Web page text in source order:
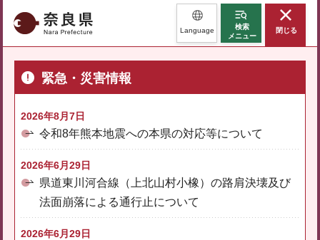
奈良県 Language
検索
メニュー
閉じる
緊急・災害情報
2026年8月7日
令和8年熊本地震への本県の対応等について
2026年6月29日
県道東川河合線（上北山村小橡）の路肩決壊及び
法面崩落による通行止について
2026年6月29日